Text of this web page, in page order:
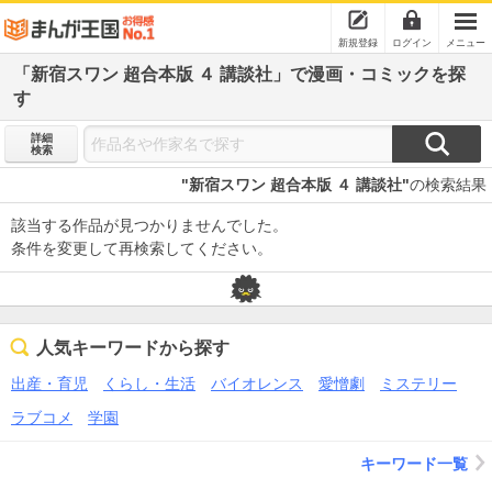
新規登録 ログイン メニュー
「新宿スワン 超合本版 ４ 講談社」で漫画・コミックを探
す
詳細
検索
"新宿スワン 超合本版 ４ 講談社"の検索結果
該当する作品が見つかりませんでした。
条件を変更して再検索してください。
人気キーワードから探す
出産・育児 くらし・生活 バイオレンス 愛憎劇
ミステリー
ラブコメ
学園
キーワード一覧